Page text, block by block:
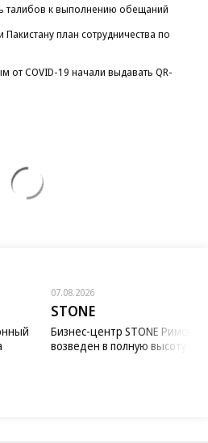
талибов к выполнению обещаний
план сотрудничества по
от COVID-19 начали выдавать QR-
07.08.2026
STONE
Бизнес-центр STONE Римская
возведен в полную высоту